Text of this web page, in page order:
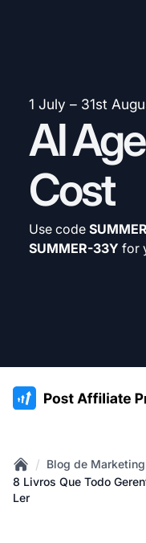
1 July – 31st
AI
Cost
Use code
SUMMER-33Y for
:site.title
Home
/ Blog de
8 Livros Que Todo
Ler